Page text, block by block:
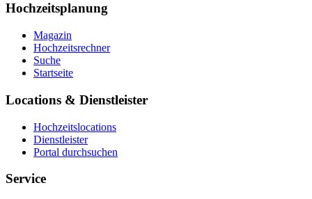
Hochzeitsplanung
Magazin
Hochzeitsrechner
Suche
Startseite
Locations & Dienstleister
Hochzeitslocations
Dienstleister
Portal durchsuchen
Service